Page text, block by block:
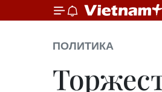
ПОЛИТИКА